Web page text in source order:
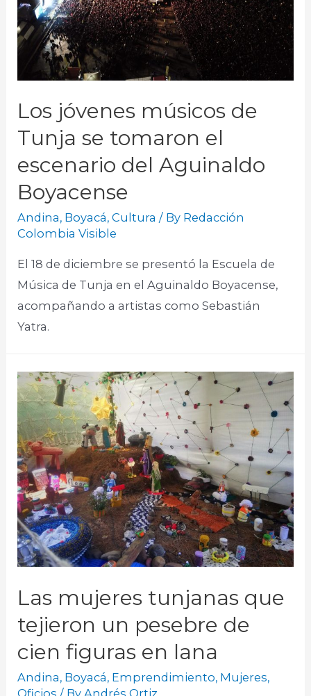
Los jóvenes músicos de
Tunja se tomaron el
escenario del Aguinaldo
Boyacense
Andina, Boyacá,Cultura / By Redacción
Colombia Visible
El 18 de diciembre se presentó la Escuela de
Música de Tunja en el Aguinaldo Boyacense,
acompañando a artistas como Sebastián
Yatra.
Las mujeres tunjanas que
tejieron un pesebre de
cien figuras en lana
Andina, Boyacá, Emprendimiento, Mujeres,
Oficios / By Andrés Ortiz